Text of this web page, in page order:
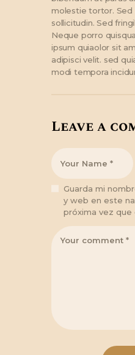
molestie tortor. Sed
sollicitudin. Sed
Neque porro
ipsum quiaolor sit
adipisci velit. sed
modi tempora
Leave a
Guarda mi
y web en este
próxima vez que